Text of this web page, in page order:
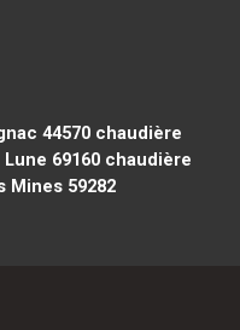
44570 chaudière
69160chaudière
Mines 59282